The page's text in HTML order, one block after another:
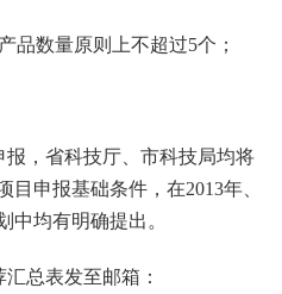
品数量原则上不超过5个；
，省科技厅、市科技局均将
目申报基础条件，在2013年、
中均有明确提出。
总表发至邮箱：